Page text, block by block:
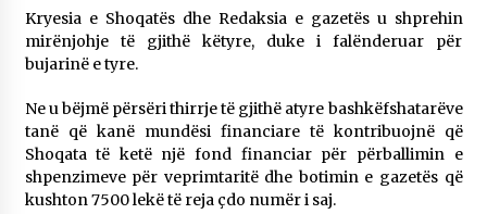
Kryesia e Shoqatës dhe Redaksia e gazetës u shprehin
mirënjohje të gjithë këtyre, duke i falënderuar për
bujarinë e tyre.
Ne u bëjmë përsëri thirrje të gjithë atyre bashkëfshatarëve
tanë që kanë mundësi financiare të kontribuojnë që
Shoqata të ketë një fond financiar për përballimin e
shpenzimeve për veprimtaritë dhe botimin e gazetës që
kushton 7500 lekë të reja çdo numër i saj.